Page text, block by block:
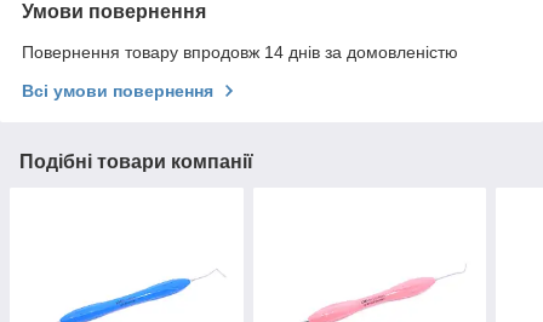
Умови повернення
Повернення товару впродовж 14 днів за домовленістю
Всі умови повернення
Подібні товари компанії